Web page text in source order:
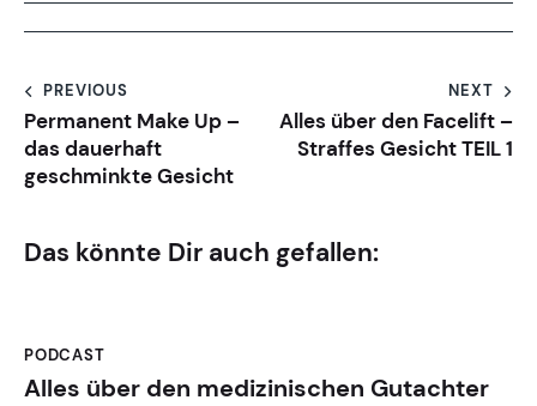
PREVIOUS
Permanent Make Up –
das dauerhaft
geschminkte Gesicht
NEXT
Alles über den Facelift –
Straffes Gesicht TEIL 1
Das könnte Dir auch gefallen:
PODCAST
Alles über den medizinischen Gutachter